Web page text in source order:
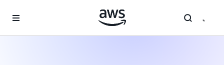
Pular para o conteúdo principal